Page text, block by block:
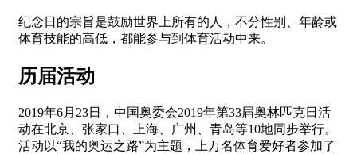
纪念日的宗旨是鼓励世界上所有的人，不分性别、年龄或
体育技能的高低，都能参与到体育活动中来。
历届活动
2019年6月23日，中国奥委会2019年第33届奥林匹克日活
动在北京、张家口、上海、广州、青岛等10地同步举行。
活动以“我的奥运之路”为主题，上万名体育爱好者参加了